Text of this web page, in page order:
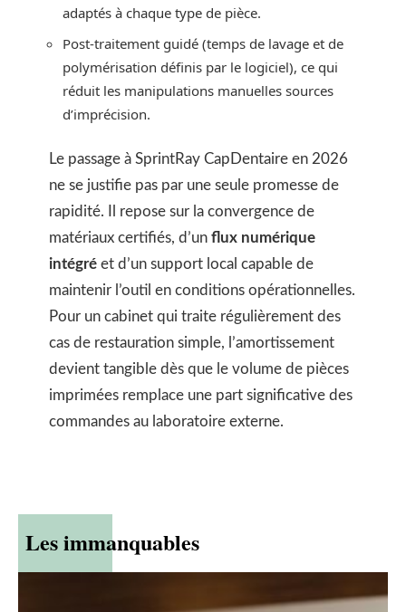
adaptés à chaque type de pièce.
Post-traitement guidé (temps de lavage et de
polymérisation définis par le logiciel), ce qui
réduit les manipulations manuelles sources
d’imprécision.
Le passage à SprintRay CapDentaire en 2026
ne se justifie pas par une seule promesse de
rapidité. Il repose sur la convergence de
matériaux certifiés, d’un flux numérique
intégré et d’un support local capable de
maintenir l’outil en conditions opérationnelles.
Pour un cabinet qui traite régulièrement des
cas de restauration simple, l’amortissement
devient tangible dès que le volume de pièces
imprimées remplace une part significative des
commandes au laboratoire externe.
Les immanquables